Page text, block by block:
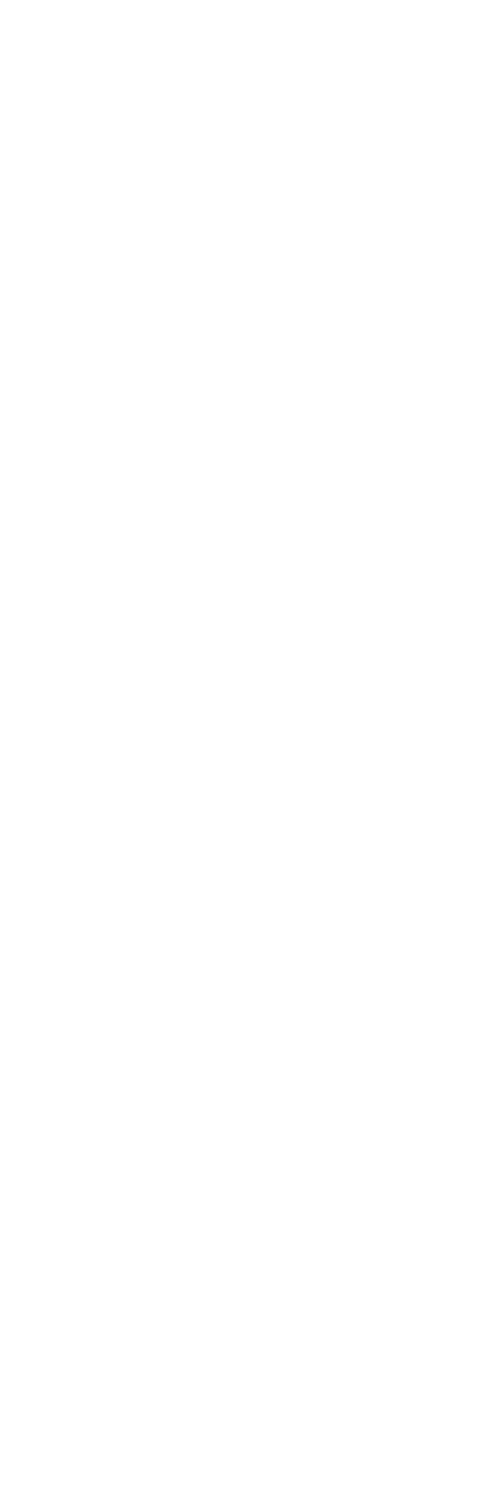
Identification de la structure
Les outils du marché pour le traitement de
▪ Choisir entre les deux leaders Open Source :
▪ Plateformes Cloud (Azure, AWS, Google Cloud
▪ Nouveaux postes en entreprises : data
▪ Associer les bonnes compétences à ces
Choix d’un outil pour la
Les différents types d'apprentissage en
▪ Reinforcement learning : optimisation d'une
▪ Autres types d'apprentissage (par transfert,
▪ Régression linéaire simple et multiple. Limites
▪ Classification hiérarchique et non hiérarchique
▪ Gradiant Boosting. Réseaux de neurones.
▪ Text Mining : analyse des corpus de données
Réalisation d’un algorithme